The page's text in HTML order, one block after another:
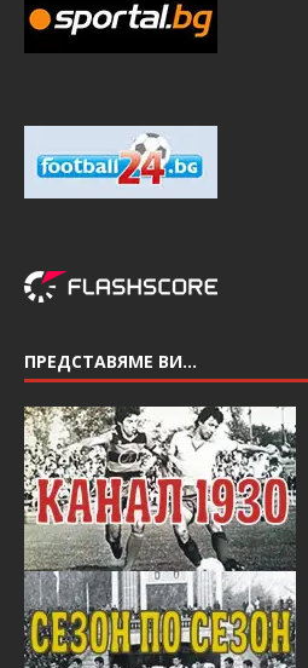
ПРЕДСТАВЯМЕ ВИ…